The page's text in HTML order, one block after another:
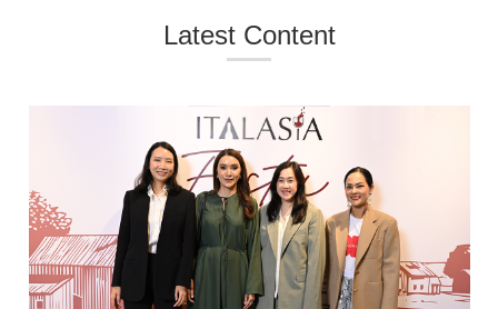
Latest Content